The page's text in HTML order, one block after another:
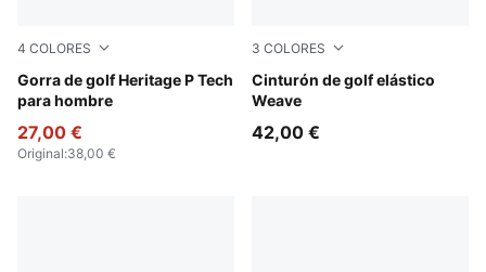
4 COLORES
Gorra de golf Heritage P Tech
para hombre
White Glow-PUMA Black
27,00 €
Original:38,00 €
3 COLORES
Cinturón de golf elástico
Weave
Platino Gray
42,00 €